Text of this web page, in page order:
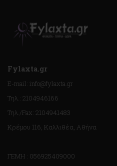
Fylaxta.gr
E-mail: info@fylaxta.gr
Τηλ.: 2104946166
Τηλ./Fax: 2104941483
Κρέμου 116, Καλλιθέα, Αθήνα
ΓΕΜΗ : 056925409000